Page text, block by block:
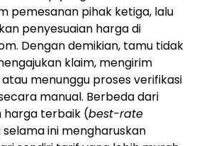
pemesanan pihak ketiga, lalu
penyesuaian harga di
Dengan demikian, tamu tidak
klaim, mengirim
menunggu proses verifikasi
manual. Berbeda dari
harga terbaik (best-rate
selama ini mengharuskan